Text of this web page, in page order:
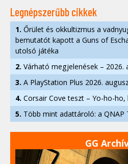
Legnépszerűbb cikkek
1. Őrület és okkultizmus a
bemutatót kapott a Guns of
utolsó játéka
2. Várható megjelenések – 2026.
3. A PlayStation Plus 2026.
4. Corsair Cove teszt – Yo-ho-
5. Több mint adattároló: a QNAP
GG